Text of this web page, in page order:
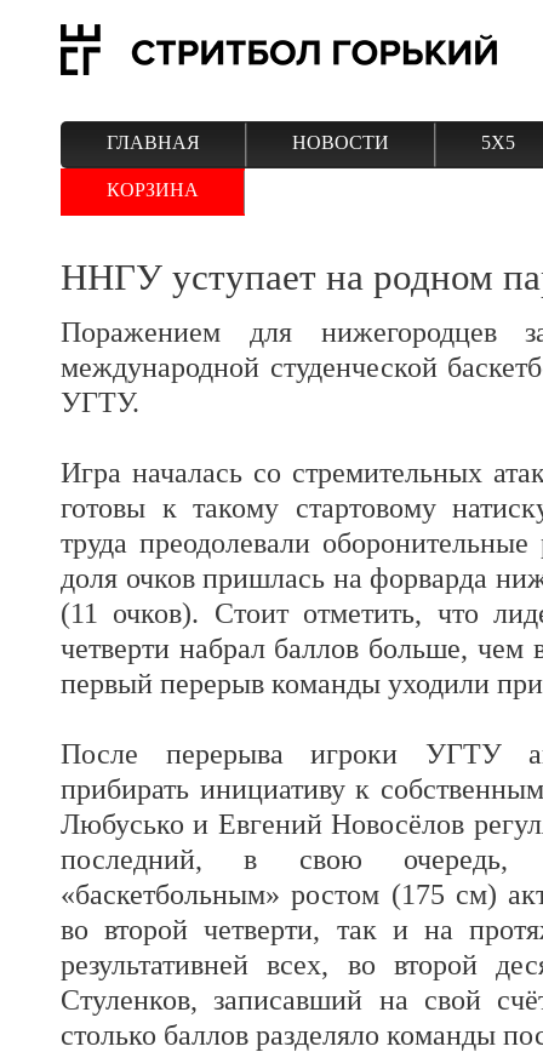
ГЛАВНАЯ НОВОСТИ 5Х5
КОРЗИНА
ННГУ уступает на родном
Поражением для нижегородцев
международной студенческой
УГТУ.
Игра началась со стремительных
готовы к такому стартовому
труда преодолевали
доля очков пришлась на форварда
(11 очков). Стоит отметить, что
четверти набрал баллов больше,
первый перерыв команды уходили при
После перерыва игроки УГТУ
прибирать инициативу к
Любусько и Евгений Новосёлов
последний, в свою очередь,
«баскетбольным» ростом (175 см)
во второй четверти, так и на
результативней всех, во второй
Стуленков, записавший на свой
столько баллов разделяло команды